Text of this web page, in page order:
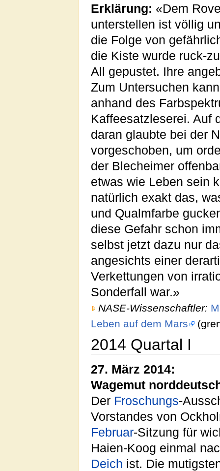
Erklärung: «Dem
unterstellen ist völlig
die Folge von
die Kiste wurde ruck-
All gepustet. Ihre
Zum Untersuchen
anhand des
Kaffeesatzleserei. Auf
daran glaubte bei der
vorgeschoben, um
der Blecheimer
etwas wie Leben sein
natürlich exakt das,
und Qualmfarbe
diese Gefahr schon
selbst jetzt dazu nur
angesichts einer
Verkettungen von
Sonderfall war.»
NASE-Wissenschaftler:
Leben auf dem Mars
2014 Quartal I
27. März 2014:
Wagemut
Der Froschungs-
Vorstandes von
Februar-Sitzung für
Haien-Koog einmal
Deich ist. Die